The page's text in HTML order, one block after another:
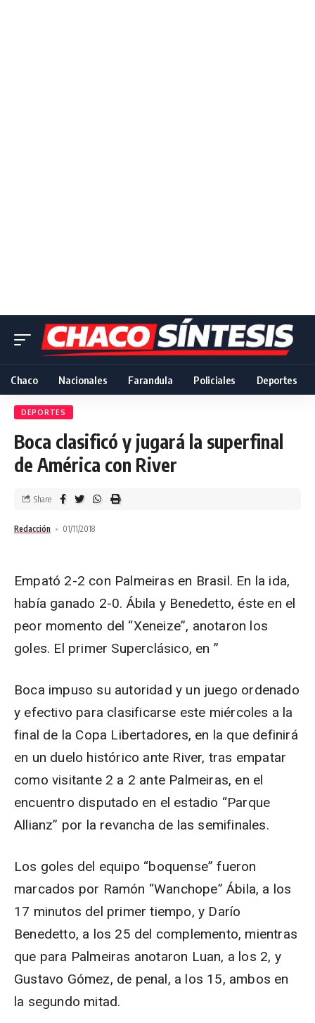
Chaco Nacionales Farandula Policiales Deportes
DEPORTES
Boca clasificó y jugará la superfinal
de América con River
Redacción 01/11/2018
Share
Empató 2-2 con Palmeiras en Brasil. En la ida,
había ganado 2-0. Ábila y Benedetto, éste en el
peor momento del “Xeneize”, anotaron los
goles. El primer Superclásico, en ”
Boca impuso su autoridad y un juego ordenado
y efectivo para clasificarse este miércoles a la
final de la Copa Libertadores, en la que definirá
en un duelo histórico ante River, tras empatar
como visitante 2 a 2 ante Palmeiras, en el
encuentro disputado en el estadio “Parque
Allianz” por la revancha de las semifinales.
Los goles del equipo “boquense” fueron
marcados por Ramón “Wanchope” Ábila, a los
17 minutos del primer tiempo, y Darío
Benedetto, a los 25 del complemento, mientras
que para Palmeiras anotaron Luan, a los 2, y
Gustavo Gómez, de penal, a los 15, ambos en
la segundo mitad.